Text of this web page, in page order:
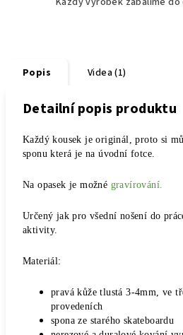
Popis Videa (1)
Detailní popis produktu
Každý kousek je originál, proto si
sponu která je na úvodní fotce.
Na opasek je možné gravírování.
Určený jak pro všední nošení do
aktivity.
Materiál:
pravá kůže tlustá 3-4mm, ve
provedeních
spona ze starého skateboardu